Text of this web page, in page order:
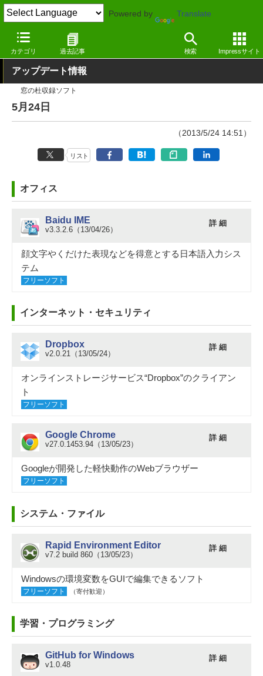
Powered by Translate
カテゴリ 過去記事 検索 Impressサイト
窓の杜 その他の話題 アップデート
アップデート情報
窓の杜収録ソフト
5月24日
（2013/5/24 14:51）
リスト
オフィス
Baidu IME
v3.3.2.6（13/04/26）
詳 細
顔文字やくだけた表現などを得意とする日本語入力シス
テム
フリーソフト
インターネット・セキュリティ
Dropbox
v2.0.21（13/05/24）
詳 細
オンラインストレージサービス“Dropbox”のクライアン
ト
フリーソフト
Google Chrome
v27.0.1453.94（13/05/23）
詳 細
Googleが開発した軽快動作のWebブラウザー
フリーソフト
システム・ファイル
Rapid Environment Editor
v7.2 build 860（13/05/23）
詳 細
Windowsの環境変数をGUIで編集できるソフト
フリーソフト （寄付歓迎）
学習・プログラミング
GitHub for Windows
v1.0.48
詳 細